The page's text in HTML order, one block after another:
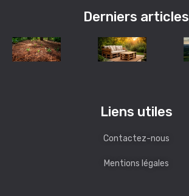
Derniers articles
Liens utiles
Contactez-nous
Mentions légales